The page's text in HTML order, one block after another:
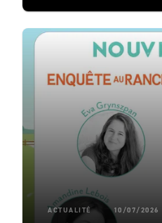
ACTUALITÉ 10/07/2026